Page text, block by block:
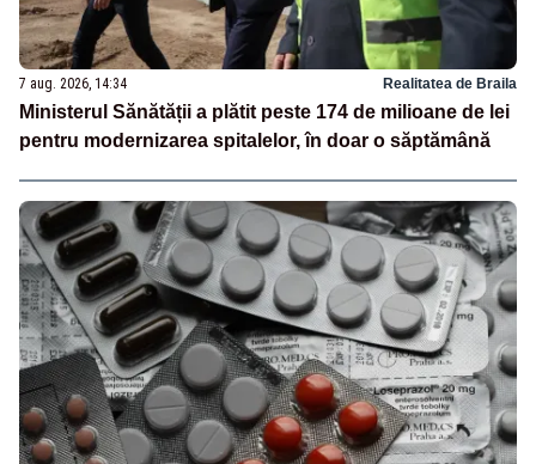
7 aug. 2026, 14:34 Realitatea de Braila
Ministerul Sănătății a plătit peste 174 de milioane de lei
pentru modernizarea spitalelor, în doar o săptămână